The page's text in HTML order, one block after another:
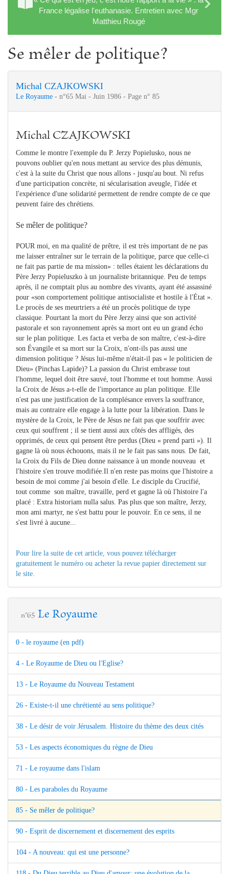
France légalise l'euthanasie. Entretien avec Mgr
Matthieu Rougé
Se mêler de politique?
Michal CZAJKOWSKI
Le Royaume - n°65 Mai - Juin 1986 - Page n° 85
Michal CZAJKOWSKI
Comme le montre l'exemple du P. Jerzy Popielusko, nous ne
pouvons oublier qu'en nous mettant au service des plus démunis,
c'est à la suite du Christ que nous allons - jusqu'au bout. Ni refus
d'une participation concrète, ni sécularisation aveugle, l'idée et
l'expérience d'une solidarité permettent de rendre compte de ce que
peuvent faire des chrétiens.
Se mêler de politique?
POUR moi, en ma qualité de prêtre, il est très important de ne pas
me laisser entraîner sur le terrain de la politique, parce que celle-ci
ne fait pas partie de ma mission» : telles étaient les déclarations du
Père Jerzy Popieluszko à un journaliste britannique. Peu de temps
après, il ne comptait plus au nombre des vivants, ayant été assassiné
pour «son comportement politique antisocialiste et hostile à l'État ».
Le procès de ses meurtriers a été un procès politique de type
classique. Pourtant la mort du Père Jerzy ainsi que son activité
pastorale et son rayonnement après sa mort ont eu un grand écho
sur le plan politique. Les facta et verba de son maître, c'est-à-dire
son Évangile et sa mort sur la Croix, n'ont-ils pas aussi une
dimension politique ? Jésus lui-même n'était-il pas « le politicien de
Dieu» (Pinchas Lapide)? La passion du Christ embrasse tout
l'homme, lequel doit être sauvé, tout l'homme et tout homme. Aussi
la Croix de Jésus a-t-elle de l'importance au plan politique. Elle
n'est pas une justification de la complésance envers la souffrance,
mais au contraire elle engage à la lutte pour la libération. Dans le
mystère de la Croix, le Père de Jésus ne fait pas que souffrir avec
ceux qui souffrent ; il se tient aussi aux côtés des affligés, des
opprimés, de ceux qui pensent être perdus (Dieu « prend parti »). Il
gagne là où nous échouons, mais il ne le fait pas sans nous. De fait,
la Croix du Fils de Dieu donne naissance à un monde nouveau et
l'histoire s'en trouve modifiée.Il n'en reste pas moins que l'histoire a
besoin de moi comme j'ai besoin d'elle. Le disciple du Crucifié,
tout comme son maître, travaille, perd et gagne là où l'histoire l'a
placé : Extra historiam nulla salus. Pas plus que son maître, Jerzy,
mon ami martyr, ne s'est battu pour le pouvoir. En ce sens, il ne
s'est livré à aucune...
Pour lire la suite de cet article, vous pouvez télécharger
gratuitement le numéro ou acheter la revue papier directement sur
le site.
n°65 Le Royaume
0 - le royaume (en pdf)
4 - Le Royaume de Dieu ou l'Eglise?
13 - Le Royaume du Nouveau Testament
26 - Existe-t-il une chrétienté au sens politique?
38 - Le désir de voir Jérusalem. Histoire du thème des deux cités
53 - Les aspects économiques du règne de Dieu
71 - Le royaume dans l'islam
80 - Les paraboles du Royaume
85 - Se mêler de politique?
90 - Esprit de discernement et discernement des esprits
104 - A nouveau: qui est une personne?